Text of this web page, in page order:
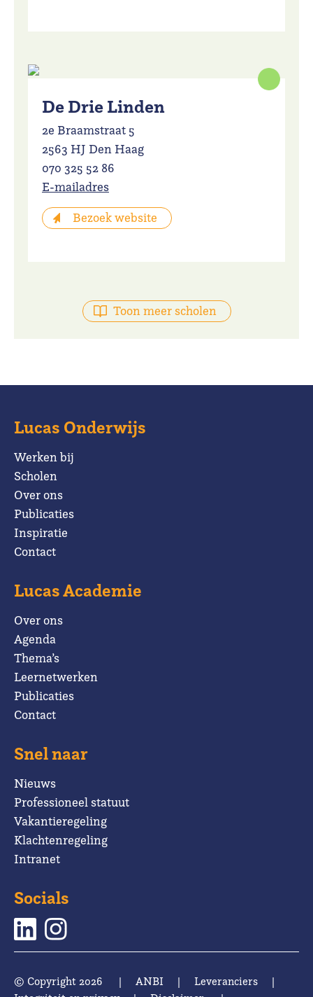
De Drie Linden
2e Braamstraat 5
2563 HJ Den Haag
070 325 52 86
E-mailadres
Bezoek website
Toon meer scholen
Lucas Onderwijs
Werken bij
Scholen
Over ons
Publicaties
Inspiratie
Contact
Lucas Academie
Over ons
Agenda
Thema’s
Leernetwerken
Publicaties
Contact
Snel naar
Nieuws
Professioneel statuut
Vakantieregeling
Klachtenregeling
Intranet
Socials
© Copyright 2026 | ANBI | Leveranciers
|